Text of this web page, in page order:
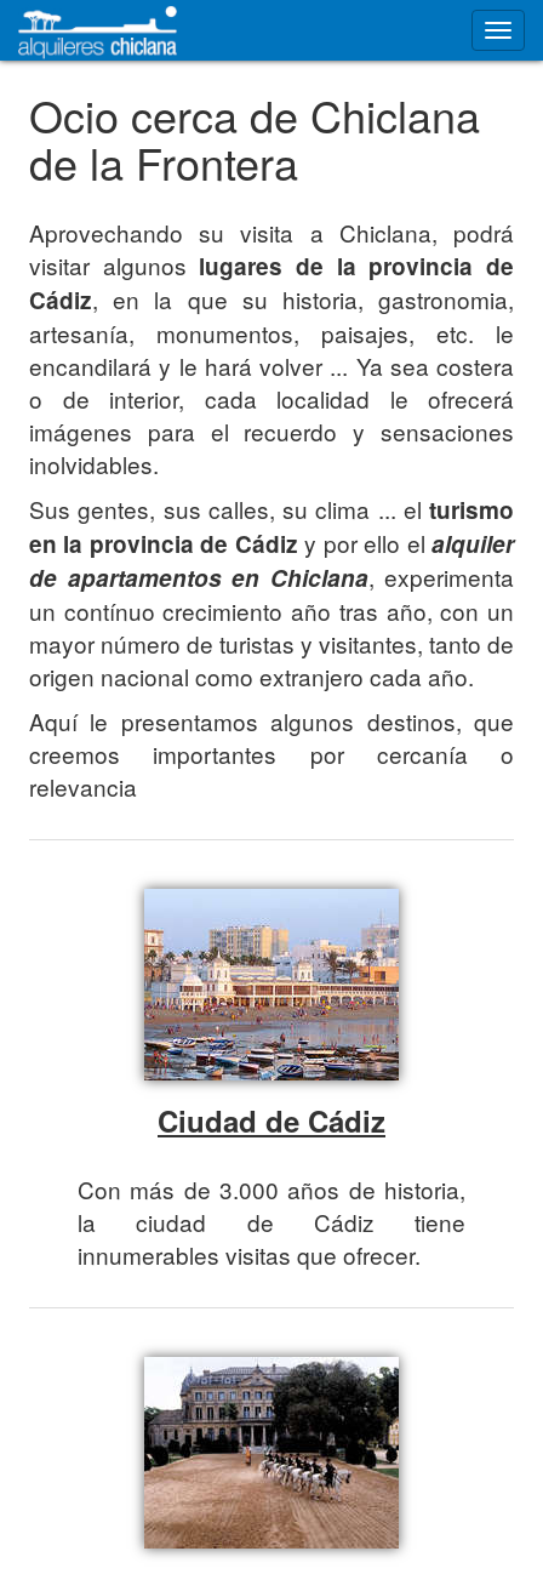
Ocio cerca de Chiclana
de la Frontera
Aprovechando su visita a Chiclana, podrá
visitar algunos lugares de la provincia de
Cádiz, en la que su historia, gastronomia,
artesanía, monumentos, paisajes, etc. le
encandilará y le hará volver ... Ya sea costera
o de interior, cada localidad le ofrecerá
imágenes para el recuerdo y sensaciones
inolvidables.
Sus gentes, sus calles, su clima ... el turismo
en la provincia de Cádiz y por ello elalquiler
de apartamentos en Chiclana, experimenta
un contínuo crecimiento año tras año, con un
mayor número de turistas y visitantes, tanto de
origen nacional como extranjero cada año.
Aquí le presentamos algunos destinos, que
creemos importantes por cercanía o
relevancia
Ciudad de Cádiz
Con más de 3.000 años de historia,
la ciudad de Cádiz tiene
innumerables visitas que ofrecer.